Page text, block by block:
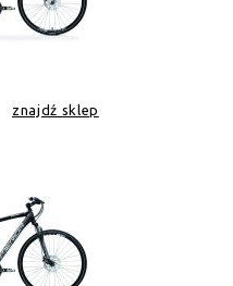
znajdź sklep